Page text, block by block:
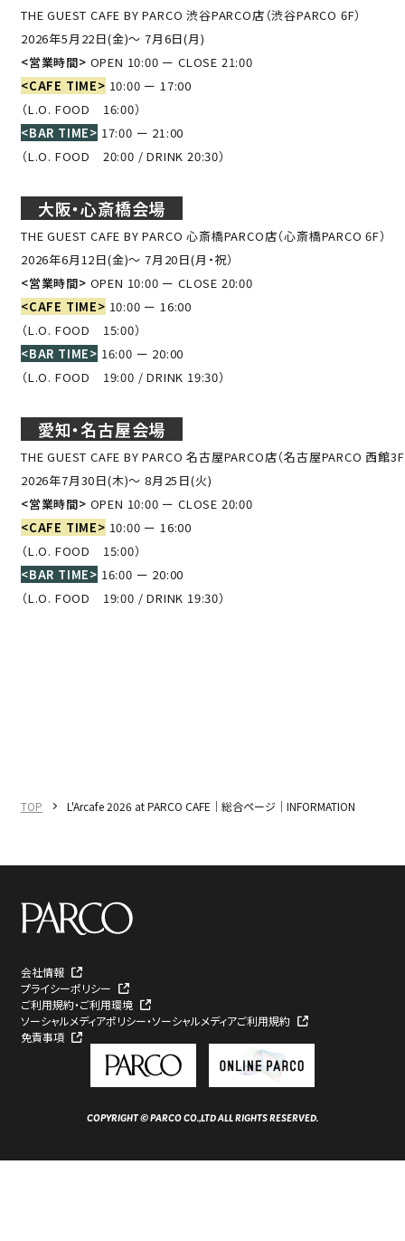
THE GUEST CAFE BY PARCO 渋谷PARCO店（渋谷PARCO 6F）
2026年5月22日(金)～ 7月6日(月)
<営業時間> OPEN 10:00 ー CLOSE 21:00
<CAFE TIME> 10:00 ー 17:00
（L.O. FOOD 16:00）
<BAR TIME> 17:00 ー 21:00
（L.O. FOOD 20:00 / DRINK 20:30）
大阪・心斎橋会場
THE GUEST CAFE BY PARCO 心斎橋PARCO店（心斎橋PARCO 6F）
2026年6月12日(金)～ 7月20日(月・祝）
<営業時間> OPEN 10:00 ー CLOSE 20:00
<CAFE TIME> 10:00 ー 16:00
（L.O. FOOD 15:00）
<BAR TIME> 16:00 ー 20:00
（L.O. FOOD 19:00 / DRINK 19:30）
愛知・名古屋会場
THE GUEST CAFE BY PARCO 名古屋PARCO店（名古屋PARCO 西館3F
2026年7月30日(木)～ 8月25日(火)
<営業時間> OPEN 10:00 ー CLOSE 20:00
<CAFE TIME> 10:00 ー 16:00
（L.O. FOOD 15:00）
<BAR TIME> 16:00 ー 20:00
（L.O. FOOD 19:00 / DRINK 19:30）
TOP L'Arcafe 2026 at PARCO CAFE｜総合ページ｜INFORMATION
会社情報
プライシーポリシー
ご利用規約・ご利用環境
ソーシャルメディアポリシー・ソーシャルメディアご利用規約
免責事項
COPYRIGHT © PARCO CO.,LTD ALL RIGHTS RESERVED.